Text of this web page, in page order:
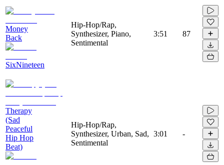
Money
Back
SixNineteen
Hip-Hop/Rap,
Synthesizer, Piano,
Sentimental
3:51 87
Therapy
(Sad
Peaceful
Hip Hop
Beat)
Hip-Hop/Rap,
Synthesizer, Urban, Sad,
Sentimental
3:01 -